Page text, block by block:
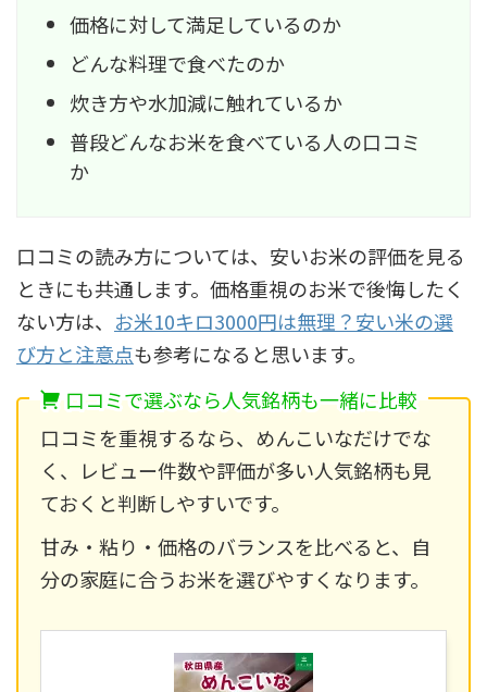
価格に対して満足しているのか
どんな料理で食べたのか
炊き方や水加減に触れているか
普段どんなお米を食べている人の口コミ
か
口コミの読み方については、安いお米の評価を見る
ときにも共通します。価格重視のお米で後悔したく
ない方は、 お米10キロ3000円は無理？安い米の選
び方と注意点も参考になると思います。
口コミで選ぶなら人気銘柄も一緒に比較
口コミを重視するなら、めんこいなだけでな
く、レビュー件数や評価が多い人気銘柄も見
ておくと判断しやすいです。
甘み・粘り・価格のバランスを比べると、自
分の家庭に合うお米を選びやすくなります。